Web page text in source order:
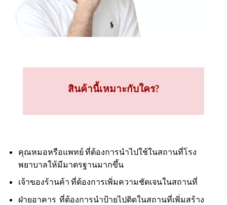
สินค้านี้เหมาะกับใคร?
คุณหมอหรือแพทย์ ที่ต้องการนำไปใช้ในสถานที่โรง
พยาบาลให้มีมาตรฐานมากขึ้น
เจ้าของร้านค้า ที่ต้องการเพิ่มความชัดเจนในสถานที่
ฝ่ายอาคาร ที่ต้องการนำป้ายไปติดในสถานที่เพิ่มสร้าง